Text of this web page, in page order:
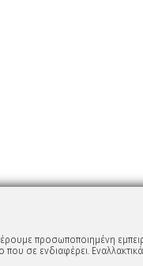
προσωποποιημένη
που σε ενδιαφέρει.